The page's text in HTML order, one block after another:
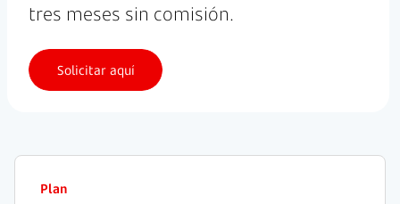
tres meses sin comisión.
Solicitar aquí
Plan